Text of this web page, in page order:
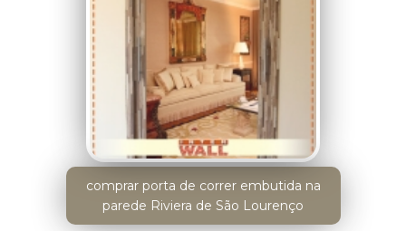
comprar porta de correr embutida na
parede Riviera de São Lourenço